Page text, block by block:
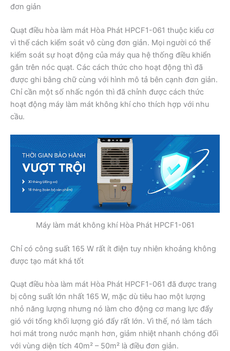
đơn giản
Quạt điều hòa làm mát Hòa Phát HPCF1-061 thuộc kiểu cơ
vì thế cách kiểm soát vô cùng đơn giản. Mọi người có thể
kiểm soát sự hoạt động của máy qua hệ thống điều khiển
gắn trên nóc quạt. Các cách thức cho hoạt động thì đã
được ghi bằng chữ cùng với hình mô tả bên cạnh đơn giản.
Chỉ cần một số nhấc ngón thì đã chỉnh được cách thức
hoạt động máy làm mát không khí cho thích hợp với nhu
cầu.
Máy làm mát không khí Hòa Phát HPCF1-061
Chỉ có công suất 165 W rất ít điện tuy nhiên khoảng không
được tạo mát khá tốt
Quạt điều hòa làm mát Hòa Phát HPCF1-061 đã được trang
bị công suất lớn nhất 165 W, mặc dù tiêu hao một lượng
nhỏ năng lượng nhưng nó làm cho động cơ mang lực đẩy
gió với tổng khối lượng gió đẩy rất lớn. Vì thế, nó làm tách
hơi mát trong nước mạnh hơn, giảm nhiệt nhanh chóng đối
với vùng diện tích 40m² – 50m² là điều đơn giản.